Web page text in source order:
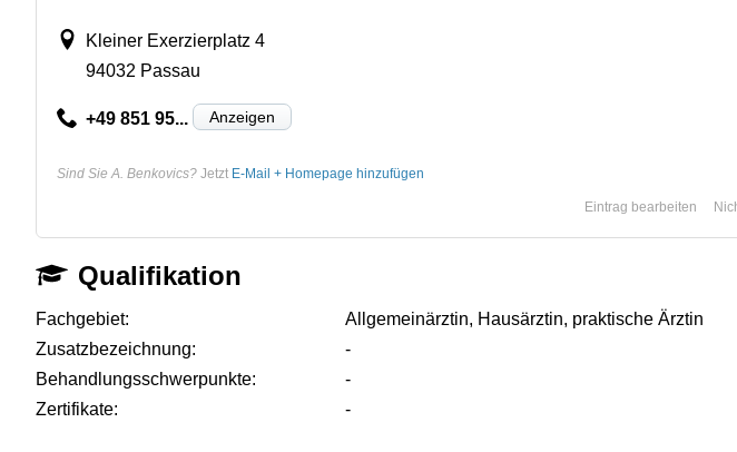
Kleiner Exerzierplatz 4
94032 Passau
+49 851 95... Anzeigen
Sind Sie A. Benkovics? Jetzt E-Mail + Homepage hinzufügen
Eintrag bearbeiten
Qualifikation
Fachgebiet:
Allgemeinärztin, Hausärztin, praktische Ärztin
Zusatzbezeichnung:
-
Behandlungsschwerpunkte:
-
Zertifikate:
-